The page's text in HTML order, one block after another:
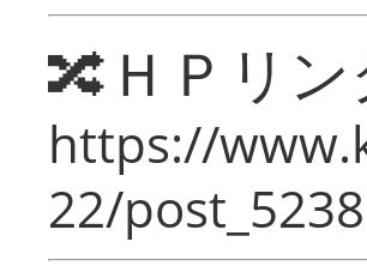
🔀ＨＰリン
https://
22/